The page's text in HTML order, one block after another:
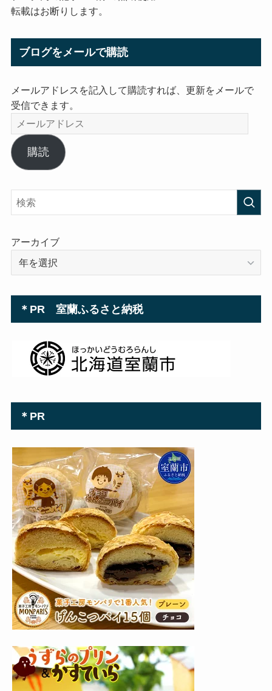
転載はお断りします。
ブログをメールで購読
メールアドレスを記入して購読すれば、更新をメールで
受信できます。
ー
ル
ア
ス
購読
アーカイブ
＊PR 室蘭ふるさと納税
＊PR